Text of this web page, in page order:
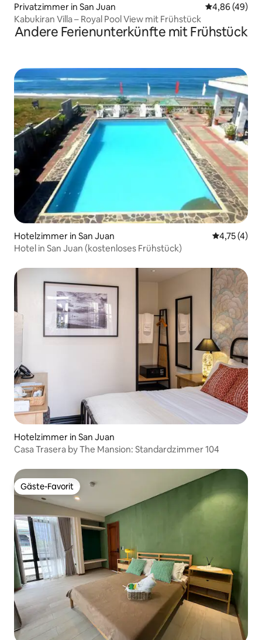
Privatzimmer in San Juan
4,86 (49)
Kabukiran Villa – Royal Pool View mit Frühstück
Andere Ferienunterkünfte mit Frühstück
Hotelzimmer in San Juan
4,75 (4)
Hotel in San Juan (kostenloses Frühstück)
Hotelzimmer in San Juan
Casa Trasera by The Mansion: Standardzimmer 104
Gäste-Favorit
Gäste-Favorit